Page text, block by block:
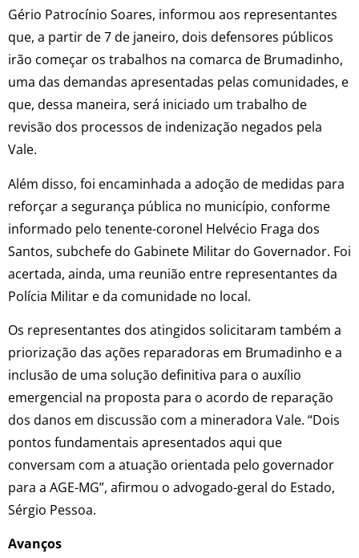
Gério Patrocínio Soares, informou aos representantes
que, a partir de 7 de janeiro, dois defensores públicos
irão começar os trabalhos na comarca de Brumadinho,
uma das demandas apresentadas pelas comunidades, e
que, dessa maneira, será iniciado um trabalho de
revisão dos processos de indenização negados pela
Vale.
Além disso, foi encaminhada a adoção de medidas para
reforçar a segurança pública no município, conforme
informado pelo tenente-coronel Helvécio Fraga dos
Santos, subchefe do Gabinete Militar do Governador. Foi
acertada, ainda, uma reunião entre representantes da
Polícia Militar e da comunidade no local.
Os representantes dos atingidos solicitaram também a
priorização das ações reparadoras em Brumadinho e a
inclusão de uma solução definitiva para o auxílio
emergencial na proposta para o acordo de reparação
dos danos em discussão com a mineradora Vale. “Dois
pontos fundamentais apresentados aqui que
conversam com a atuação orientada pelo governador
para a AGE-MG”, afirmou o advogado-geral do Estado,
Sérgio Pessoa.
Avanços